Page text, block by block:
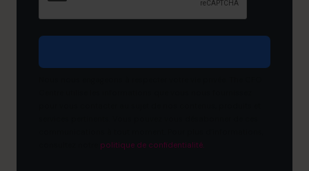
politique de confidentialité.